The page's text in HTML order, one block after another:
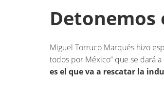
Miguel Torruco Marqués hizo
todos por México” que se dará
es el que va a rescatar la